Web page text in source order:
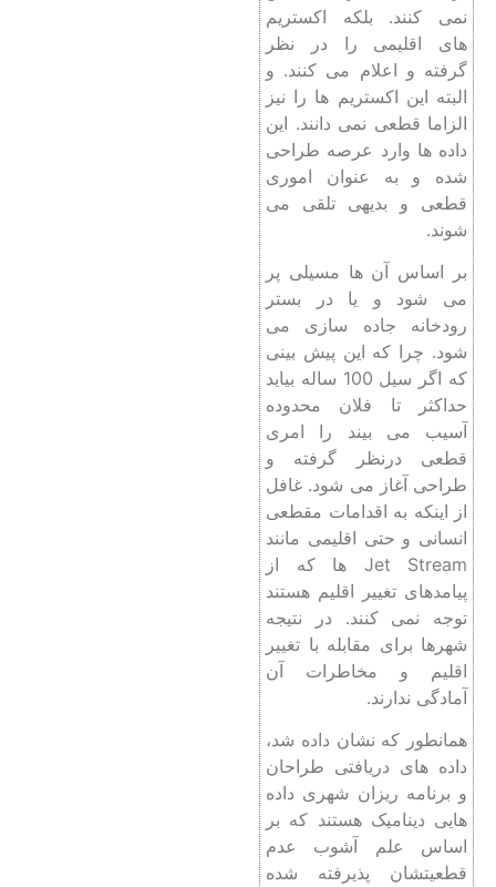
نمی کنند. بلکه اکستریم
های اقلیمی را در نظر
گرفته و اعلام می کنند. و
البته این اکستریم ها را نیز
الزاما قطعی نمی دانند. این
داده ها وارد عرصه طراحی
شده و به عنوان اموری
قطعی و بدیهی تلقی می
شوند.
بر اساس آن ها مسیلی پر
می شود و یا در بستر
رودخانه جاده سازی می
شود. چرا که این پیش بینی
که اگر سیل 100 ساله بیاید
حداکثر تا فلان محدوده
آسیب می بیند را امری
قطعی درنظر گرفته و
طراحی آغاز می شود. غافل
از اینکه به اقدامات مقطعی
انسانی و حتی اقلیمی مانند
Jet Stream ها که از
پیامدهای تغییر اقلیم هستند
توجه نمی کنند. در نتیجه
شهرها برای مقابله با تغییر
اقلیم و مخاطرات آن
آمادگی ندارند.
همانطور که نشان داده شد،
داده های دریافتی طراحان
و برنامه ریزان شهری داده
هایی دینامیک هستند که بر
اساس علم آشوب عدم
قطعیتشان پذیرفته شده